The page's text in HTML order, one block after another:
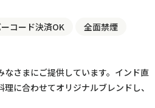
コード決済OK
全面禁煙
さまにご提供しています。インド直
に合わせてオリジナルブレンドし、